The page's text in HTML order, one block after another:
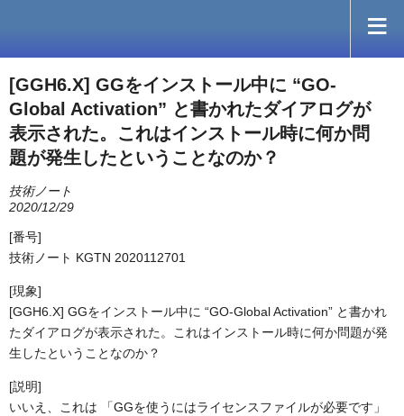
[GGH6.X] GGをインストール中に “GO-
Global Activation” と書かれたダイアログが
表示された。これはインストール時に何か問
題が発生したということなのか？
技術ノート
2020/12/29
[番号]
技術ノート KGTN 2020112701
[現象]
[GGH6.X] GGをインストール中に “GO-Global Activation” と書かれ
たダイアログが表示された。これはインストール時に何か問題が発
生したということなのか？
[説明]
いいえ、これは 「GGを使うにはライセンスファイルが必要です」